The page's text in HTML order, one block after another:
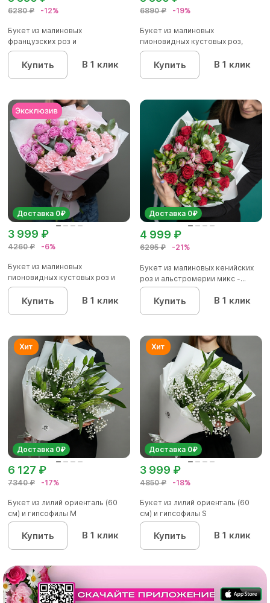
6280 ₽ -12%
Букет из малиновых
французских роз и
альстромерии - L
Купить В 1 клик
6890 ₽ -19%
Букет из малиновых
пионовидных кустовых роз,
хризантемы...
Купить В 1 клик
Доставка 0₽
4260 ₽ -6%
3 999 ₽
Букет из малиновых
пионовидных кустовых роз и
розовых д...
Купить В 1 клик
Доставка 0₽
6295 ₽ -21%
4 999 ₽
Букет из малиновых кенийских
роз и альстромерии микс -...
Купить В 1 клик
Доставка 0₽
7340 ₽ -17%
6 127 ₽
Букет из лилий ориенталь (60
см) и гипсофилы М
Купить В 1 клик
Доставка 0₽
4850 ₽ -18%
3 999 ₽
Букет из лилий ориенталь (60
см) и гипсофилы S
Купить В 1 клик